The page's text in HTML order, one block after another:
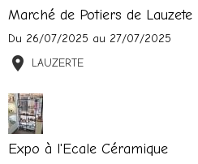
Marché de Potiers de Lauzete
Du 26/07/2025 au 27/07/2025
LAUZERTE
Expo à l'Ecale Céramique